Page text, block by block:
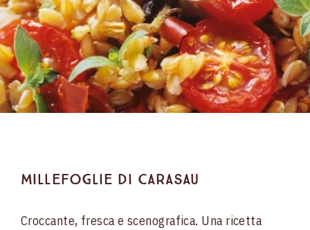
Millefoglie di carasau
Croccante, fresca e scenografica. Una ricetta